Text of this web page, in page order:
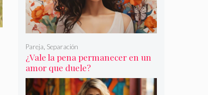
¿Vale la pena permanecer en un
amor que duele?
Pareja Separación